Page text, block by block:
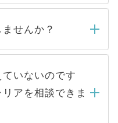
人気のある医療機
応募が殺到する場
件に合った人材の
するケースが増え
とは一切ありませ
ら内定をいただい
ません。内定先へ
パートナーが行い
せんか？
とはありませんの
サイトからの登録
様の個人情報は、
および転職活動の
ます。お預かりし
いないのです
アを相談できま